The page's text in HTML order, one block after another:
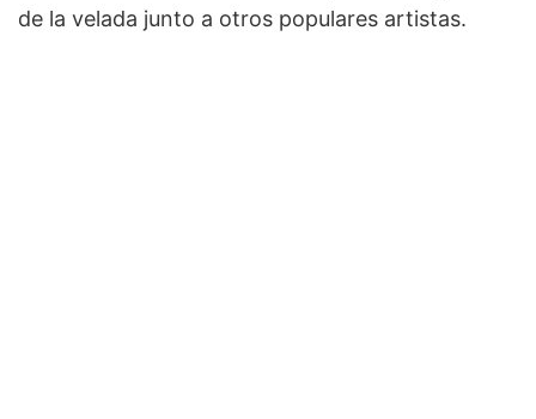
de la velada junto a otros populares artistas.